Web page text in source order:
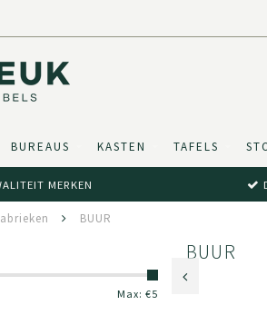
BUREAUS KASTEN TAFELS
MERKEN
BUUR
Max: €5
BUUR